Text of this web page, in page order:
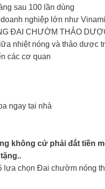
sau 100 lần dùng
nghiệp lớn như
ĐAI CHƯỜM THẢO
nhiệt nóng và thảo dược
các cơ quan
ngay tại nhà
không cứ phải đắt
chọn Đai chườm nóng